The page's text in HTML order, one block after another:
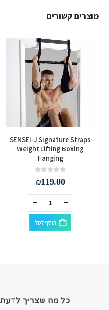
מוצרים קשורים
SENSEI-J Signature Straps
Weight Lifting Boxing
Hanging
₪119.00
הוסף לסל
כל מה שצריך לדעת